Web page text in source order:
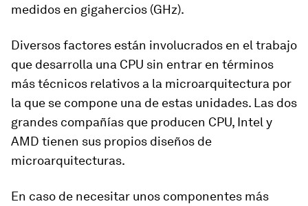
medidos en gigahercios (GHz).
Diversos factores están involucrados en el trabajo
que desarrolla una CPU sin entrar en términos
más técnicos relativos a la microarquitectura por
la que se compone una de estas unidades. Las dos
grandes compañías que producen CPU, Intel y
AMD tienen sus propios diseños de
microarquitecturas.
En caso de necesitar unos componentes más